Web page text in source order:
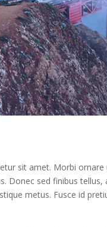
sit amet. Morbi
Donec sed finibus
metus. Fusce id